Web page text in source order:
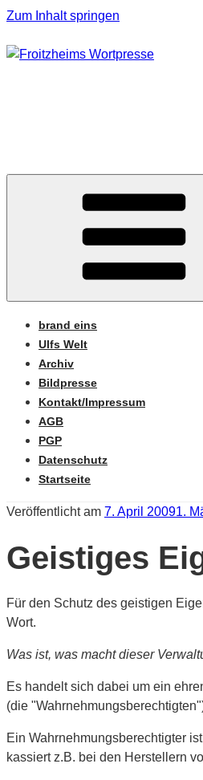
Zum Inhalt springen
brand eins
Ulfs Welt
Archiv
Bildpresse
Kontakt/Impressum
AGB
PGP
Datenschutz
Startseite
Veröffentlicht am 7. April 20091.
Geistiges
Für den Schutz des geistigen
Wort.
Was ist, was macht dieser
Es handelt sich dabei um ein
(die
Ein Wahrnehmungsberechtigter
kassiert z.B. bei den Herstellern